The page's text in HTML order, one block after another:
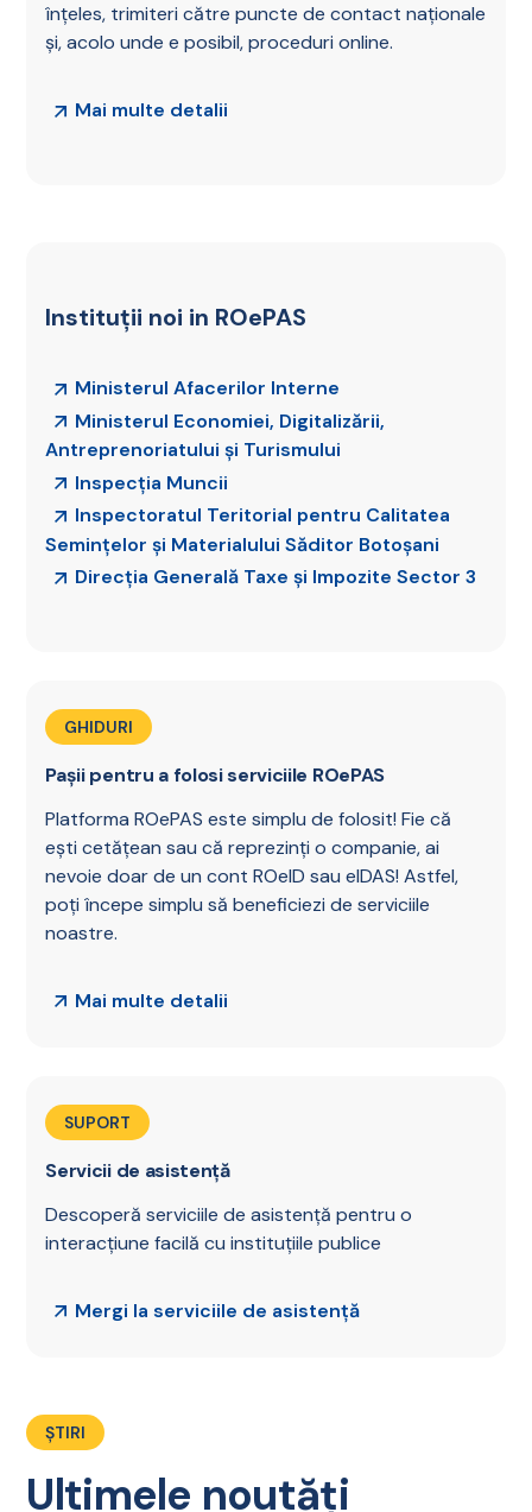
înțeles, trimiteri către puncte de contact naționale
și, acolo unde e posibil, proceduri online.
Mai multe detalii
Instituții noi in ROePAS
Ministerul Afacerilor Interne
Ministerul Economiei, Digitalizării,
Antreprenoriatului și Turismului
Inspecția Muncii
Inspectoratul Teritorial pentru Calitatea
Semințelor și Materialului Săditor Botoșani
Direcția Generală Taxe și Impozite Sector 3
GHIDURI
Pașii pentru a folosi serviciile ROePAS
Platforma ROePAS este simplu de folosit! Fie că
ești cetățean sau că reprezinți o companie, ai
nevoie doar de un cont ROeID sau eIDAS! Astfel,
poți începe simplu să beneficiezi de serviciile
noastre.
Mai multe detalii
SUPORT
Servicii de asistență
Descoperă serviciile de asistență pentru o
interacțiune facilă cu instituțiile publice
Mergi la serviciile de asistență
ȘTIRI
Ultimele noutăți